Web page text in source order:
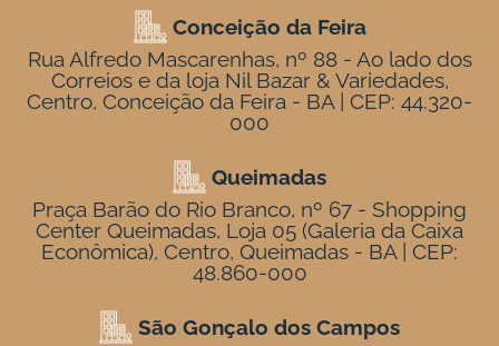
Conceição da Feira
Rua Alfredo Mascarenhas, nº 88 - Ao lado dos
Correios e da loja Nil Bazar & Variedades,
Centro, Conceição da Feira - BA | CEP: 44.320-
000
Queimadas
Praça Barão do Rio Branco, nº 67 - Shopping
Center Queimadas, Loja 05 (Galeria da Caixa
Econômica), Centro, Queimadas - BA | CEP:
48.860-000
São Gonçalo dos Campos